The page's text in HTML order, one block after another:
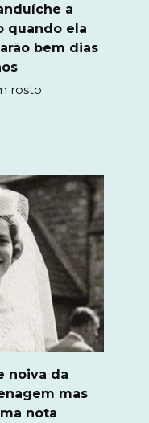
a
quando ela
bem dias
rosto
noiva da
mas
nota